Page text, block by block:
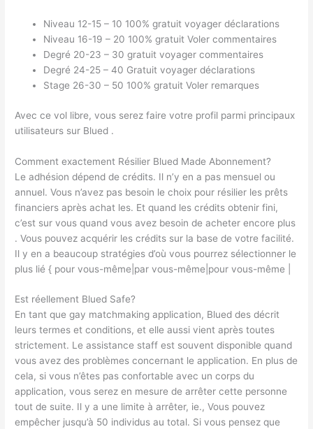
Niveau 12-15 – 10 100% gratuit voyager déclarations
Niveau 16-19 – 20 100% gratuit Voler commentaires
Degré 20-23 – 30 gratuit voyager commentaires
Degré 24-25 – 40 Gratuit voyager déclarations
Stage 26-30 – 50 100% gratuit Voler remarques
Avec ce vol libre, vous serez faire votre profil parmi principaux
utilisateurs sur Blued .
Comment exactement Résilier Blued Made Abonnement?
Le adhésion dépend de crédits. Il n’y en a pas mensuel ou
annuel. Vous n’avez pas besoin le choix pour résilier les prêts
financiers après achat les. Et quand les crédits obtenir fini,
c’est sur vous quand vous avez besoin de acheter encore plus
. Vous pouvez acquérir les crédits sur la base de votre facilité.
Il y en a beaucoup stratégies d’où vous pourrez sélectionner le
plus lié { pour vous-même|par vous-même|pour vous-même |
Est réellement Blued Safe?
En tant que gay matchmaking application, Blued des décrit
leurs termes et conditions, et elle aussi vient après toutes
strictement. Le assistance staff est souvent disponible quand
vous avez des problèmes concernant le application. En plus de
cela, si vous n’êtes pas confortable avec un corps du
application, vous serez en mesure de arrêter cette personne
tout de suite. Il y a une limite à arrêter, ie., Vous pouvez
empêcher jusqu’à 50 individus au total. Si vous pensez que